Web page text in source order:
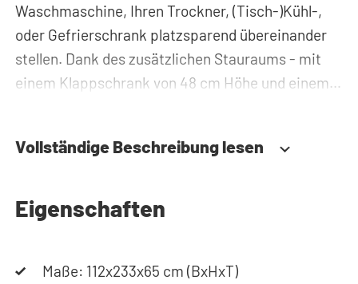
Waschmaschine, Ihren Trockner, (Tisch-)Kühl-,
oder Gefrierschrank platzsparend übereinander
stellen. Dank des zusätzlichen Stauraums - mit
einem Klappschrank von 48 cm Höhe und einem
Wäschekörbe problemlos verstauen und haben
und Leitungen hinter dem Schrank für Trockner
auf Waschmaschine versteckt. Somit sorgt der
Hauswirtschaftsraum.
Vollständige Beschreibung lesen
Eigenschaften
Maße: 112x233x65 cm (BxHxT)